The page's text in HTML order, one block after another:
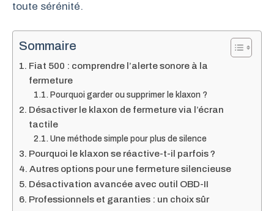
toute sérénité.
Sommaire
Fiat 500 : comprendre l’alerte sonore à la
fermeture
Pourquoi garder ou supprimer le klaxon ?
Désactiver le klaxon de fermeture via l’écran
tactile
Une méthode simple pour plus de silence
Pourquoi le klaxon se réactive-t-il parfois ?
Autres options pour une fermeture silencieuse
Désactivation avancée avec outil OBD-II
Professionnels et garanties : un choix sûr